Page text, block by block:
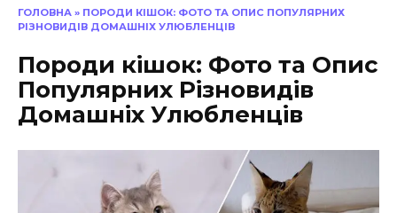
ГОЛОВНА » ПОРОДИ КІШОК: ФОТО ТА ОПИС ПОПУЛЯРНИХ
РІЗНОВИДІВ ДОМАШНІХ УЛЮБЛЕНЦІВ
Породи кішок: Фото та Опис
Популярних Різновидів
Домашніх Улюбленців